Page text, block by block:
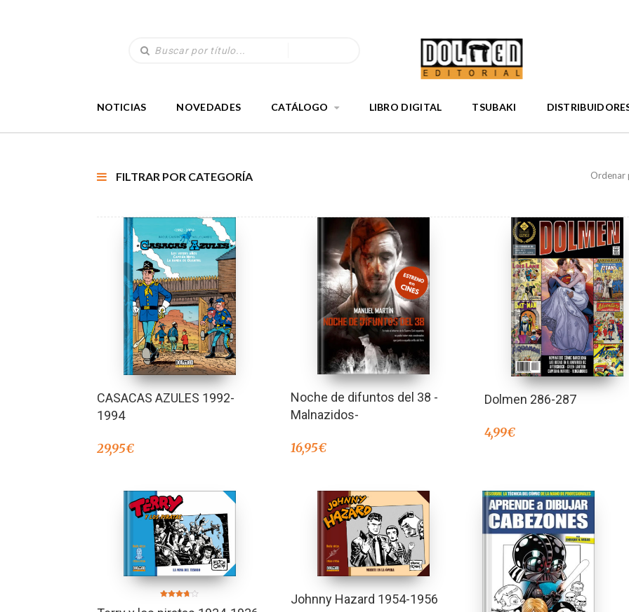
NOTICIAS NOVEDADES CATÁLOGO LIBRO DIGITAL TSUBAKI
FILTRAR POR CATEGORÍA Ordenar
CASACAS AZULES 1992-
1994
29,95€
Noche de difuntos del 38 -
Malnazidos-
16,95€
Dolmen 286-287
4,99€
Johnny Hazard 1954-1956